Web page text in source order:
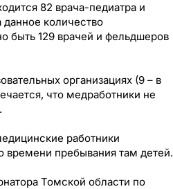
82 врача-педиатра и
количество
быть 129 врачей и фельдшеров
организациях (9 – в
что медработники не
работники
времени пребывания там детей.
Томской области по